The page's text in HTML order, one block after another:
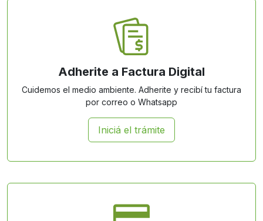
Adherite a Factura Digital
Cuidemos el medio ambiente. Adherite y recibí tu factura
por correo o Whatsapp
Iniciá el trámite